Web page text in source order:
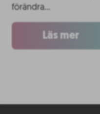
förändra…
Läs mer